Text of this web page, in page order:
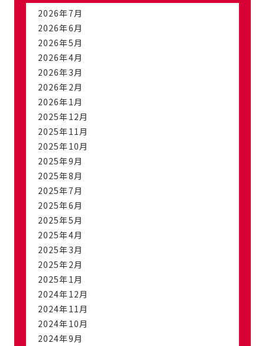
2026年7月
2026年6月
2026年5月
2026年4月
2026年3月
2026年2月
2026年1月
2025年12月
2025年11月
2025年10月
2025年9月
2025年8月
2025年7月
2025年6月
2025年5月
2025年4月
2025年3月
2025年2月
2025年1月
2024年12月
2024年11月
2024年10月
2024年9月